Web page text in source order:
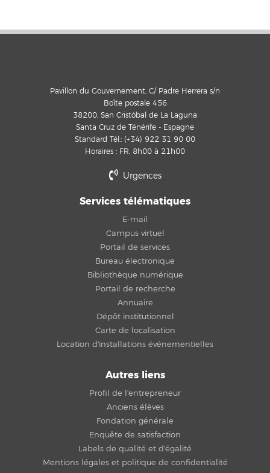
Pavillon du Gouvernement, C/ Padre Herrera s/n
Boîte postale 456
38200, San Cristóbal de La Laguna
Santa Cruz de Ténérife - Espagne
Standard Tél.: (+34) 922 31 90 00
Horaires : FR, 8h00 à 21h00
Urgences
Services télématiques
E-mail
Campus virtuel
Portail de services
Bureau électronique
Bibliothèque numérique
Portail de recherche
Annuaire
Dépôt institutionnel
Carte de localisation
Location d'installations événementielles
Autres liens
Profil de l'entrepreneur
Anciens élèves
Fondation générale
Enquête de satisfaction
Labels de qualité et d'égalité
Mentions légales et politique de confidentialité